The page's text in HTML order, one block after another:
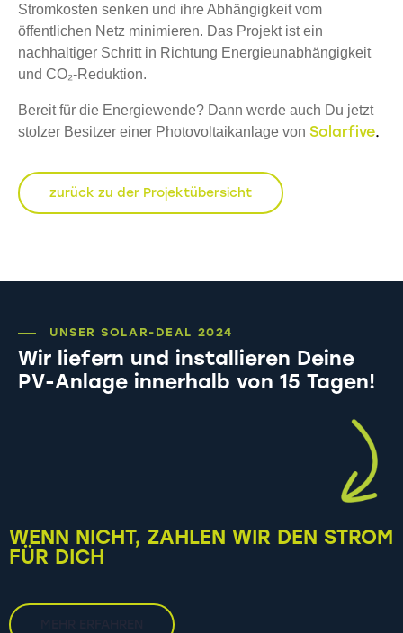
Stromkosten senken und ihre Abhängigkeit vom
öffentlichen Netz minimieren. Das Projekt ist ein
nachhaltiger Schritt in Richtung Energieunabhängigkeit
und CO₂-Reduktion.
Bereit für die Energiewende? Dann werde auch Du jetzt
stolzer Besitzer einer Photovoltaikanlage von Solarfive.
zurück zu der Projektübersicht
UNSER SOLAR-DEAL 2024
Wir liefern und installieren Deine
PV-Anlage innerhalb von 15 Tagen!
WENN NICHT, ZAHLEN WIR DEN STROM
FÜR DICH